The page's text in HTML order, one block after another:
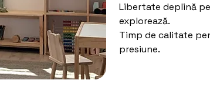
Libertate deplină
explorează.
Timp de calitate
presiune.